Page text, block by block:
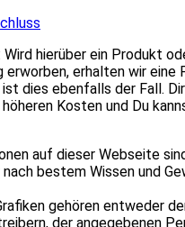
hierüber ein Produkt
erhalten wir eine
dies ebenfalls der Fall.
Kosten und Du
auf dieser Webseite
bestem Wissen und
gehören entweder
der angegebenen